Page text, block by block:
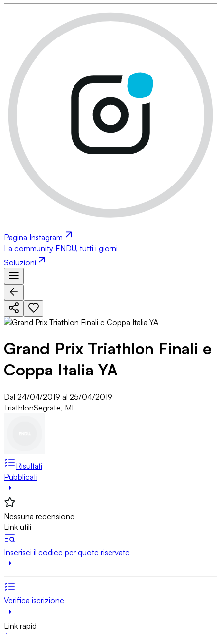
Pagina Instagram
La community ENDU, tutti i giorni
Soluzioni
Grand Prix Triathlon Finali e
Coppa Italia YA
Dal 24/04/2019 al 25/04/2019
TriathlonSegrate, MI
Risultati
Pubblicati
Nessuna recensione
Link utili
Inserisci il codice per quote riservate
Verifica iscrizione
Link rapidi